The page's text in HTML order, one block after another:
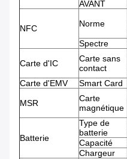
AVANT
NFC Norme
Spectre
Carte d'IC
Carte sans
contact
Carte d'EMV
Smart Card
MSR
Carte
magnétique
Batterie
Type de
batterie
Capacité
Chargeur